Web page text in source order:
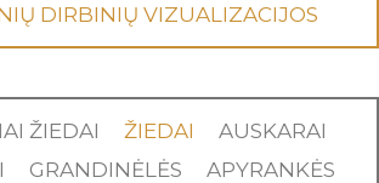
DIRBINIŲ VIZUALIZACIJOS
ŽIEDAI ŽIEDAI
AUSKARAI
GRANDINĖLĖS APYRANKĖS